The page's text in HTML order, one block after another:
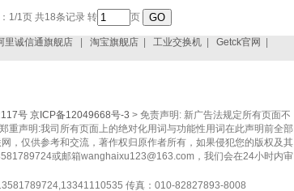
1/1页 共18条记录 转 页
里诚信通旗舰店 淘宝旗舰店| 工业交换机| Getck官网
号 京ICP备12049668号-3 > 免责声明: 新广告法规定所有页面不
重声明:我司所有页面上的绝对化用词与功能性用词在此声明前全部
，仅供参考和交流，著作权归原作者所有，如果侵犯您的版权及其
或邮箱wanghaixu123@163.com，我们会在24小时内审
传真：010-82827893-8008